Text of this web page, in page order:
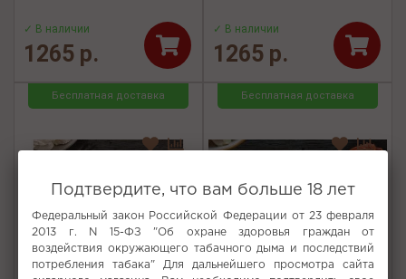
✓ В наличии
1265 р.
✓ В наличии
1265 р.
Бесплатная доставка Бесплатная доставка
Подтвердите, что вам больше 18 лет
Федеральный закон Российской Федерации от 23 февраля
2013 г. N 15-ФЗ "Об охране здоровья граждан от
воздействия окружающего табачного дыма и последствий
потребления табака" Для дальнейшего просмотра сайта